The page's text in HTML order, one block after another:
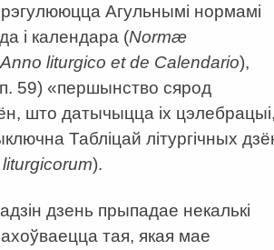
Агульнымі нормамі
і календара (Normæ
liturgico et de Calendario),
(п. 59) «першынство сярод
што датычыцца іх
Табліцай літургічных
).
дзень прыпадае некалькі
тая, якая мае